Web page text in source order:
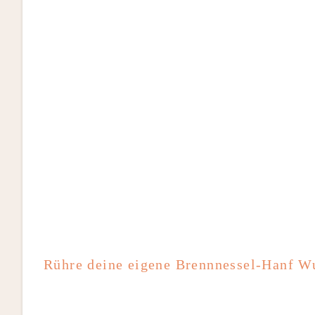
Rühre deine eigene Brennnessel-Hanf